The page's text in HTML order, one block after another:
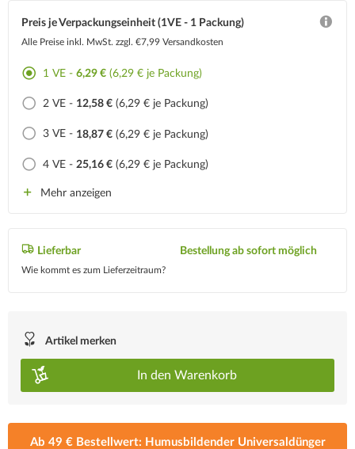
Preis je Verpackungseinheit (1VE - 1 Packung)
Alle Preise inkl. MwSt. zzgl. €7,99 Versandkosten
1 VE - 6,29 € (6,29 € je Packung)
2 VE - 12,58 € (6,29 € je Packung)
3 VE - 18,87 € (6,29 € je Packung)
4 VE - 25,16 € (6,29 € je Packung)
Mehr anzeigen
Lieferbar
Wie kommt es zum Lieferzeitraum?
Bestellung ab sofort möglich
Artikel merken
In den Warenkorb
Ab 49 € Bestellwert: Humusbildender Universaldünger